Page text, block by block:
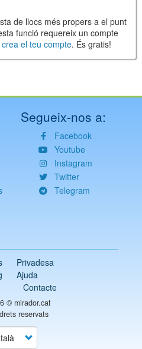
de llocs més propers a el punt
funció requereix un compte
crea el teu compte. És gratis!
Segueix-nos a:
Facebook
Youtube
Instagram
Twitter
Telegram
Privadesa
Ajuda
Contacte
© mirador.cat
reservats